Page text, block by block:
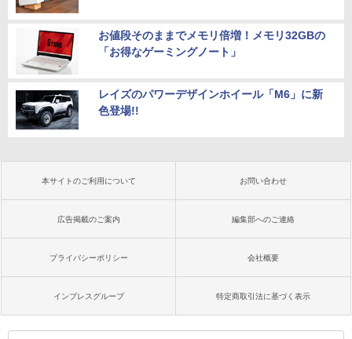
お値段そのままでメモリ倍増！メモリ32GBの
「お得なゲーミングノート」
レイズのパワーデザインホイール「M6」に新
色登場!!
本サイトのご利用について お問い合わせ
広告掲載のご案内 編集部へのご連絡
プライバシーポリシー 会社概要
インプレスグループ 特定商取引法に基づく表示